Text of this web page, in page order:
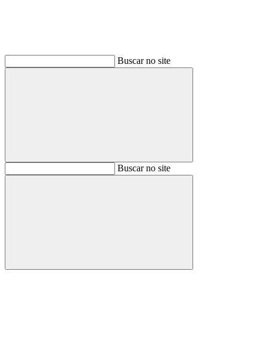
Buscar no site
BuscarBuscar no site
Buscar